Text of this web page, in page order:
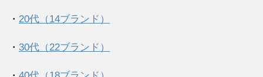
・ 20代（14ブランド）
・ 30代（22ブランド）